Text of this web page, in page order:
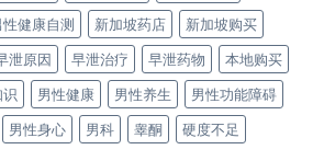
健康自测 新加坡药店
新加坡购买
泄原因 早泄治疗 早泄药物
本地购买
男性健康 男性养生
男性功能障碍
男性身心 男科 睾酮
硬度不足